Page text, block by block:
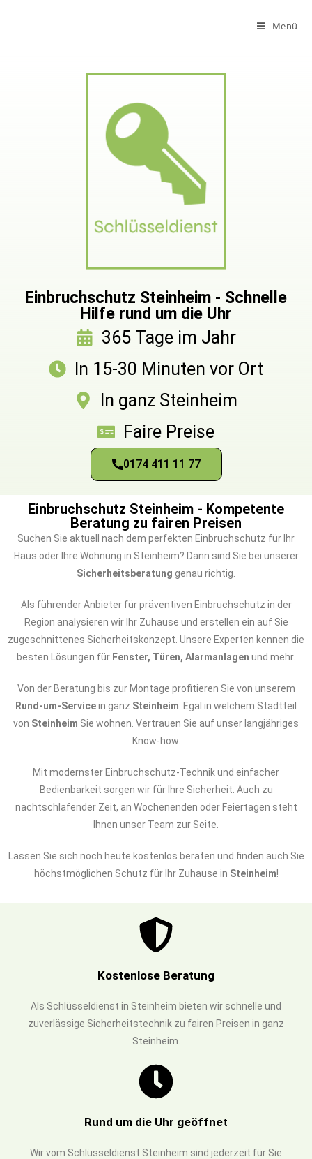
Menü
Einbruchschutz Steinheim - Schnelle
Hilfe rund um die Uhr
365 Tage im Jahr
In 15-30 Minuten vor Ort
In ganz Steinheim
Faire Preise
0174 411 11 77
Einbruchschutz Steinheim - Kompetente
Beratung zu fairen Preisen
Suchen Sie aktuell nach dem perfekten Einbruchschutz für Ihr
Haus oder Ihre Wohnung in Steinheim? Dann sind Sie bei unserer
Sicherheitsberatung genau richtig.
Als führender Anbieter für präventiven Einbruchschutz in der
Region analysieren wir Ihr Zuhause und erstellen ein auf Sie
zugeschnittenes Sicherheitskonzept. Unsere Experten kennen die
besten Lösungen für Fenster, Türen, Alarmanlagen und mehr.
Von der Beratung bis zur Montage profitieren Sie von unserem
Rund-um-Servicein ganz Steinheim . Egal in welchem Stadtteil
von Steinheim Sie wohnen. Vertrauen Sie auf unser langjähriges
Know-how.
Mit modernster Einbruchschutz-Technik und einfacher
Bedienbarkeit sorgen wir für Ihre Sicherheit. Auch zu
nachtschlafender Zeit, an Wochenenden oder Feiertagen steht
Ihnen unser Team zur Seite.
Lassen Sie sich noch heute kostenlos beraten und finden auch Sie
höchstmöglichen Schutz für Ihr Zuhause in Steinheim!
Kostenlose Beratung
Als Schlüsseldienst in Steinheim bieten wir schnelle und
zuverlässige Sicherheitstechnik zu fairen Preisen in ganz
Steinheim.
Rund um die Uhr geöffnet
Wir vom Schlüsseldienst Steinheim sind jederzeit für Sie